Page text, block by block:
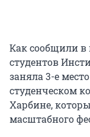
Как сообщили в
студентов
заняла 3-е
студенческом
Харбине,
масштабного